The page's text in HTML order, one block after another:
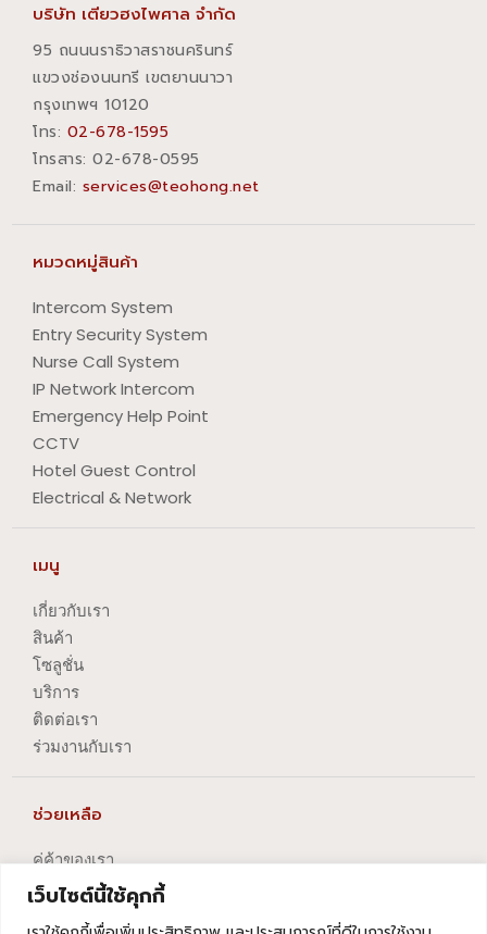
เว็บไซต์นี้ใช้คุกกี้
บริษัท เตียวฮงไพศาล จำกัด
95 ถนนนราธิวาสราชนครินทร์
แขวงช่องนนทรี เขตยานนาวา
กรุงเทพฯ 10120
โทร: 02-678-1595
โทรสาร:​ 02-678-0595
Email: services@teohong.net
หมวดหมู่สินค้า
Intercom System
Entry Security System
Nurse Call System
IP Network Intercom
Emergency Help Point
CCTV
Hotel Guest Control
Electrical & Network
เมนู
เกี่ยวกับเรา
สินค้า
โซลูชั่น
บริการ
ติดต่อเรา
ร่วมงานกับเรา
ช่วยเหลือ
คู่ค้าของเรา
นโยบายความเป็นส่วนตัว
นโยบายการปัญหาข้อร้องเรียน